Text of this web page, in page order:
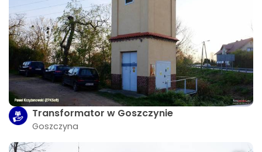
Transformator w Goszczynie
Goszczyna